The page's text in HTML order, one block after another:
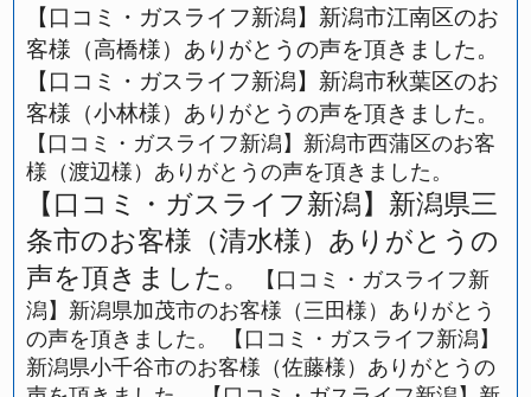
【口コミ・ガスライフ新潟】新潟市江南区のお
客様（高橋様）ありがとうの声を頂きました。
【口コミ・ガスライフ新潟】新潟市秋葉区のお
客様（小林様）ありがとうの声を頂きました。
【口コミ・ガスライフ新潟】新潟市西蒲区のお客
様（渡辺様）ありがとうの声を頂きました。
【口コミ・ガスライフ新潟】新潟県三
条市のお客様（清水様）ありがとうの
声を頂きました。
【口コミ・ガスライフ新
潟】新潟県加茂市のお客様（三田様）ありがとう
の声を頂きました。
【口コミ・ガスライフ新潟】
新潟県小千谷市のお客様（佐藤様）ありがとうの